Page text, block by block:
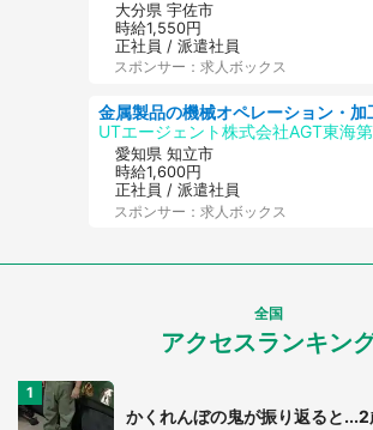
大分県 宇佐市
時給1,550円
正社員 / 派遣社員
スポンサー：求人ボックス
愛知県 知立市
時給1,600円
正社員 / 派遣社員
スポンサー：求人ボックス
全国
アクセスランキン
かくれんぼの鬼が振り返ると